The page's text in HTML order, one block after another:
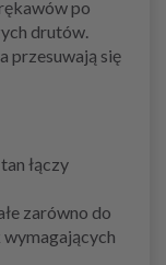
po
drutów.
przesuwają się
łączy
zarówno do